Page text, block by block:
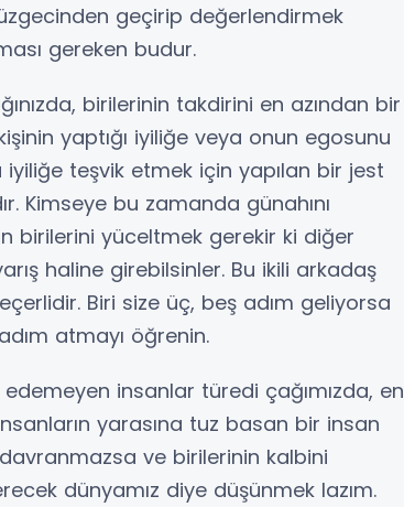
geçirip değerlendirmek
gereken budur.
birilerinin takdirini en azından bir
yaptığı iyiliğe veya onun egosunu
teşvik etmek için yapılan bir jest
Kimseye bu zamanda günahını
birilerini yüceltmek gerekir ki diğer
haline girebilsinler. Bu ikili arkadaş
Biri size üç, beş adım geliyorsa
atmayı öğrenin.
insanlar türedi çağımızda, en
yarasına tuz basan bir insan
ve birilerinin kalbini
dünyamız diye düşünmek lazım.